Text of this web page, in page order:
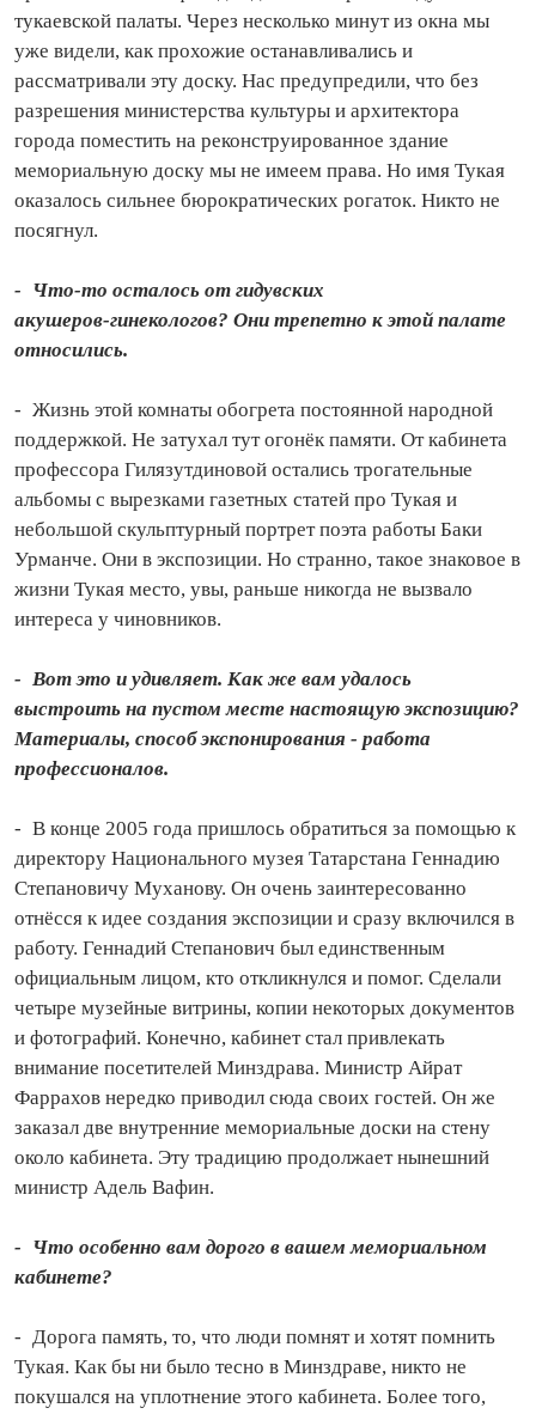
тукаевской палаты. Через несколько минут из окна мы
уже видели, как прохожие останавливались и
рассматривали эту доску. Нас предупредили, что без
разрешения министерства культуры и архитектора
города поместить на реконструированное здание
мемориальную доску мы не имеем права. Но имя Тукая
оказалось сильнее бюрократических рогаток. Никто не
посягнул.
- Что‑то осталось от гидувских
акушеров‑гинекологов? Они трепетно к этой палате
относились.
- Жизнь этой комнаты обогрета постоянной народной
поддержкой. Не затухал тут огонёк памяти. От кабинета
профессора Гилязутдиновой остались трогательные
альбомы с вырезками газетных статей про Тукая и
небольшой скульп­турный портрет поэта работы Баки
Урманче. Они в экспозиции. Но странно, такое знаковое в
жизни Тукая место, увы, раньше никогда не вызвало
интереса у чиновников.
- Вот это и удивляет. Как же вам удалось
выстроить на пустом месте настоящую экспозицию?
Материалы, способ экспонирования - работа
профессионалов.
- В конце 2005 года пришлось обратиться за помощью к
директору Национального музея Татарстана Геннадию
Степановичу Муханову. Он очень заинтересованно
отнёсся к идее со­здания экспозиции и сразу включился в
работу. Геннадий Степанович был единственным
официальным лицом, кто откликнулся и помог. Сделали
четыре музейные витрины, копии некоторых документов
и фотографий. Конечно, кабинет стал привлекать
внимание посетителей Минздрава. Министр Айрат
Фаррахов нередко приводил сюда своих гостей. Он же
заказал две внутренние мемориальные доски на стену
около кабинета. Эту традицию продолжает нынешний
министр Адель Вафин.
- Что особенно вам дорого в вашем мемориальном
кабинете?
- Дорога память, то, что люди помнят и хотят по­мнить
Тукая. Как бы ни было тесно в Минздраве, никто не
покушался на уплотнение этого кабинета. Более того,